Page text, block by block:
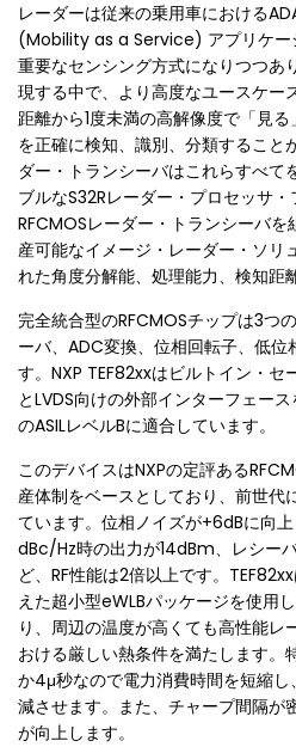
レーダーは従来の乗用車における
(Mobility as a Service) アプリケー
重要なセンシング方式になりつつあ
現する中で、より高度なユースケ
距離から1度未満の高解像度で「見
を正確に検知、識別、分類すること
ダー・トランシーバはこれらすべて
ブルなS32Rレーダー・プロセッサ
RFCMOSレーダー・トランシーバ
産可能なイメージ・レーダー・ソリ
れた角度分解能、処理能力、検知距
完全統合型のRFCMOSチップは3つ
ーバ、ADC変換、位相回転子、低
す。NXP TEF82xxはビルトイン・
とLVDS向けの外部インターフェー
のASILレベルBに適合しています。
このデバイスはNXPの定評ある
産体制をベースとしており、前世代
ています。位相ノイズが+6dBに向
dBc/Hz時の出力が14dBm、レシー
ど、RF性能は2倍以上です。
えた超小型eWLBパッケージを使用
り、周辺の温度が高くても高性能レ
おける厳しい熱条件を満たします。
か4μ秒なので電力消費時間を短縮
減させます。また、チャープ間隔が
が向上します。